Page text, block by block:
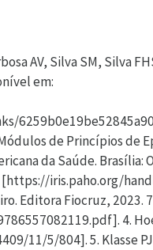
A, Kervin TA, Overduin M. Multifaceted membrane binding head of the SARS-CoV-2 spike protein. Curr Res Struct Biol. 2022 May 16; 4: 146-157. Disponível em: [https://doi.org/10.1016/j.crstbi.2022.05.001]. 29. Wang H, Zhao T, Yang S, et al. Reactive force field-based molecular dynamics simulation of the interaction between plasma reactive oxygen species and the receptor-binding domain of the spike protein in the capsid protein of SARS-CoV-2. J Phys D: Appl Phys. 55 095401. Disponível em: [https://iopscience.iop.org/article/10.1088/1361-6463/ac360e]. 30. Yan R, Zhang Y, Li Y, et al. Structural basis for the recognition of SARS-CoV-2 by full-length human ACE2. Sci. (New York, N.Y.). 2020; 367(6485): 1444-1448. Disponível em: [https://doi.org/10.1126/science.abb2762]. 31. Hu Q, Xiong Y, Zhu G, et al. The SARS-CoV-2 main protease (Mpro): Structure, and emerging therapies 19. MedComm. 2022; 3: e151. Disponível em: [https://doi.org/10.1002/mco2.151]. 32. Li X, Song Y. Structure and function of SARS-CoV and SARS-CoV-2 main proteases and their inhibition: A comprehensive review. Europ J Medic Chem. 2023; 260: 115772. Disponível em: [https://doi.org/10.1016/j.ejmech.2023.115772]. 33. World Health Organization (WHO). COVID-19 Cases, World. [acesso em: 02 mai. 2023]. Disponível em: [https://covid19.who.int/]. 34. Dhand R, Li J. Coughs and Sneezes: Their Role in Transmission of Respiratory Viral Infections, Including SARS-CoV-2. Am J Respir Crit Care Med. 2020 Sep 1; 202(5): 651-659. Disponível em: [https://doi.org/10.1164/rccm.202004-1263PP]. 35. Emrani J, Ahmed M, Jeffers-francis L, Teleha JC, et al.